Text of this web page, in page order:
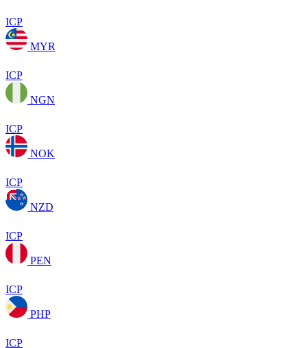
ICP
MYR
ICP
NGN
ICP
NOK
ICP
NZD
ICP
PEN
ICP
PHP
ICP